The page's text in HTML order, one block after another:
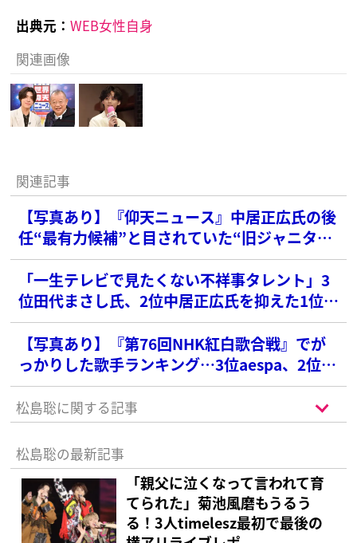
出典元： WEB女性自身
関連画像
関連記事
【写真あり】『仰天ニュース』中居正広氏の後
任“最有力候補”と目されていた“旧ジャニタレ
ント”
「一生テレビで見たくない不祥事タレント」3
位田代まさし氏、2位中居正広氏を抑えた1位
は？【2025年最新版】
【写真あり】『第76回NHK紅白歌合戦』でが
っかりした歌手ランキング…3位aespa、2位純
烈を抑えた1位は？
松島聡に関する記事
松島聡の最新記事
「親父に泣くなって言われて育
てられた」菊池風磨もうるう
る！3人timelesz最初で最後の